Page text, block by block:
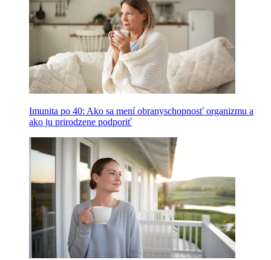
Imunita po 40: Ako sa mení obranyschopnosť organizmu a
ako ju prirodzene podporiť